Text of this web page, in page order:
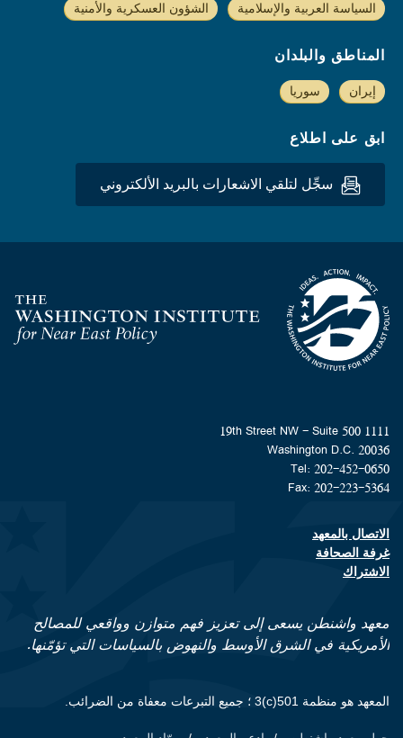
السياسة العربية والإسلامية الشؤون العسكرية والأمنية
المناطق والبلدان
إيران سوريا
ابق على اطلاع
سجِّل لتلقي الاشعارات بالبريد الألكتروني
Homepage
1111 19th Street NW - Suite 500
Washington D.C. 20036
Tel: 202-452-0650
Fax: 202-223-5364
Footer contact links
الاتصال بالمعهد
غرفة الصحافة
الاشتراك
معهد واشنطن يسعى إلى تعزيز فهم متوازن وواقعي للمصالح
الأمريكية في الشرق الأوسط والنهوض بالسياسات التي تؤمّنها.
المعهد هو منظمة 501(c)3 ؛ جميع التبرعات معفاة من الضرائب.